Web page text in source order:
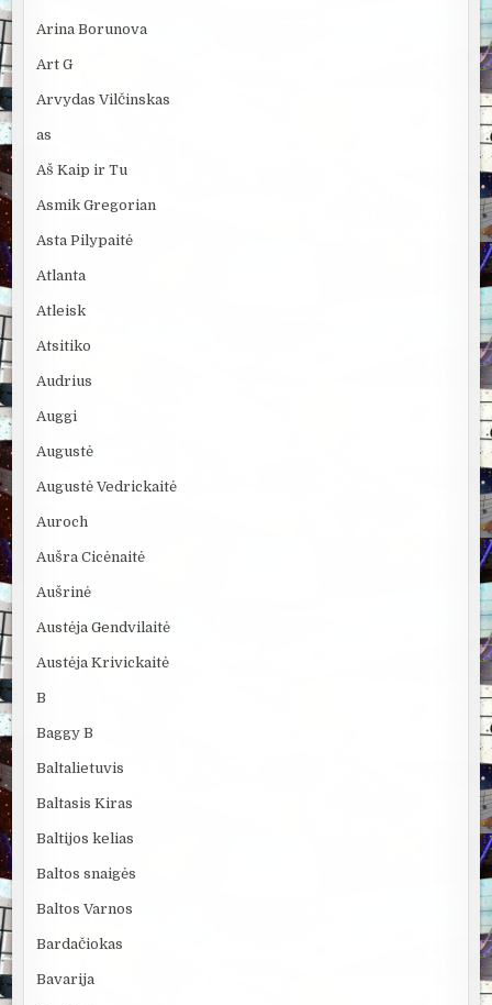
Arina Borunova
Art G
Arvydas Vilčinskas
as
Aš Kaip ir Tu
Asmik Gregorian
Asta Pilypaitė
Atlanta
Atleisk
Atsitiko
Audrius
Auggi
Augustė
Augustė Vedrickaitė
Auroch
Aušra Cicėnaitė
Aušrinė
Austėja Gendvilaitė
Austėja Krivickaitė
B
Baggy B
Baltalietuvis
Baltasis Kiras
Baltijos kelias
Baltos snaigės
Baltos Varnos
Bardačiokas
Bavarija